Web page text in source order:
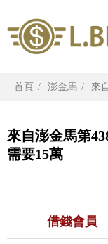
首頁 澎金馬 來
來自澎金馬第
需要15萬
借錢會員